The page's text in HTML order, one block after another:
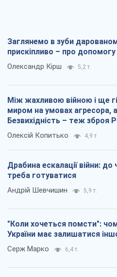
Заглянемо в зуби
прискіпливо – про допомогу
Олександр Кірш 5,2 т.
Між жахливою війною і ще
миром на умовах агресора,
Безвихідність – теж зброя
Олексій Копитько 4,9 т.
Драбина ескалації війни: до
треба готуватися
Андрій Шевчишин 5,9 т.
"Коли хочеться помсти":
України має залишатися
Серж Марко 6,4 т.